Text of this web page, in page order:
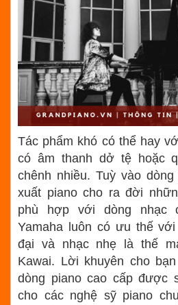
Tác phẩm khó có thể hay
có âm thanh dở tệ hoặc
chênh nhiều. Tuỳ vào
xuất piano cho ra đời
phù hợp với dòng nhạc
Yamaha luôn có ưu thế
đại và nhạc nhẹ là thế
Kawai. Lời khuyên cho
dòng piano cao cấp được
cho các nghệ sỹ piano